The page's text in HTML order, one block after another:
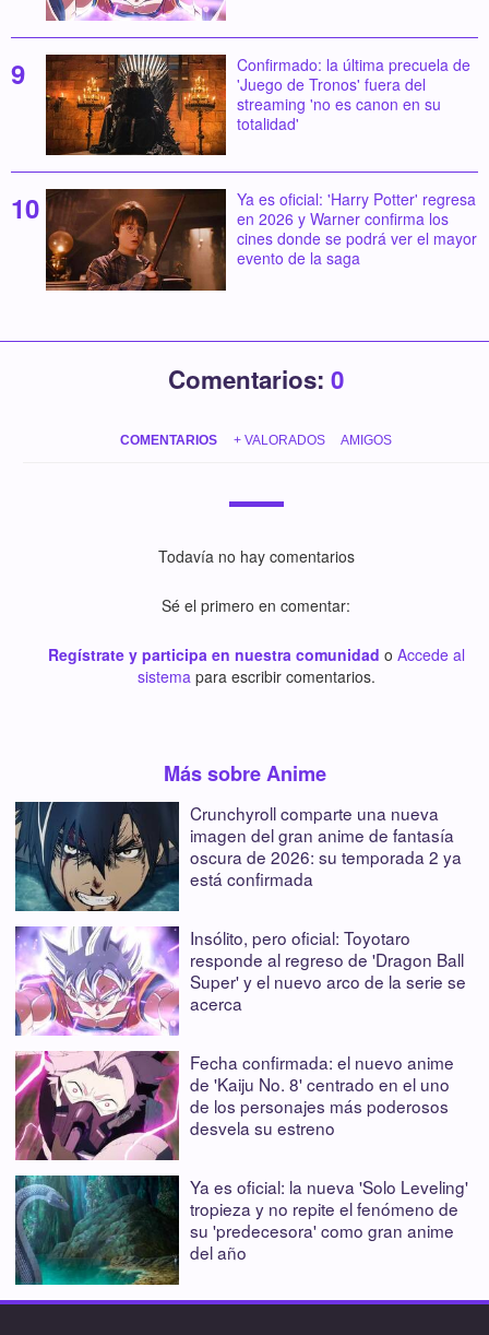
Confirmado: la última precuela de
'Juego de Tronos' fuera del
streaming 'no es canon en su
totalidad'
Ya es oficial: 'Harry Potter' regresa
en 2026 y Warner confirma los
cines donde se podrá ver el mayor
evento de la saga
Comentarios: 0
COMENTARIOS + VALORADOS AMIGOS
Todavía no hay comentarios
Sé el primero en comentar:
Regístrate y participa en nuestra comunidad o Accede al
sistema para escribir comentarios.
Más sobre Anime
Crunchyroll comparte una nueva
imagen del gran anime de fantasía
oscura de 2026: su temporada 2 ya
está confirmada
Insólito, pero oficial: Toyotaro
responde al regreso de 'Dragon Ball
Super' y el nuevo arco de la serie se
acerca
Fecha confirmada: el nuevo anime
de 'Kaiju No. 8' centrado en el uno
de los personajes más poderosos
desvela su estreno
Ya es oficial: la nueva 'Solo Leveling'
tropieza y no repite el fenómeno de
su 'predecesora' como gran anime
del año